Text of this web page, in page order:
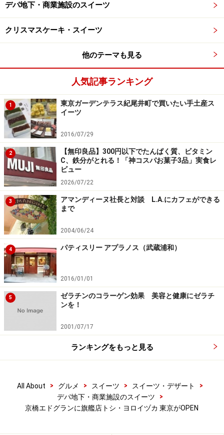
他にも、鎧塚シェフの代表作と言える人気ケーキが多数
揃います。とろりとやわらかなピスタチオのプリン「ク
レム・ピスターシュ」や、ヨーロッパ修業時代にお世話
になったシェフへの敬意を込めてその名をつけた「ジャ
ン・ピエール」など。
「トシ・ヨロイヅカ 東京」1階冷蔵ケースに並ぶ「ミルフィ
ーユ・エクアドル」（税込600円）
ケーキ類の中で、今回の店舗オープンに合わせて登場し
た新作の一つは、「ミルフィーユ・エクアドル」。鎧塚
シェフが南米・エクアドルで手掛けるカカオ農園「Toshi
Yoroizuka Cacao Farm Equador」の無農薬栽培カカオ豆を
自家焙煎して作るビーントゥーバーのショコラを使用し
ています。
サクサクの香ばしいパイと、ガナッシュとバタークリー
ムべースの2種類のショコラのクリームとを重ね、バナ
ショコラの風味がしっかりと感じられ、甘さも控えめな
にお勧めです。
デパ地下・商業施設のスイーツ
クリスマスケーキ・スイーツ
他のテーマも見る
人気記事ランキング
1
東京ガーデンテラス紀尾井町で買いたい手土産ス
イーツ
2016/07/29
2
【無印良品】300円以下でたんぱく質、ビタミン
C、鉄分がとれる！「神コスパお菓子3品」実食レ
ビュー
2026/07/22
3
アマンディーヌ社長と対談 L.A.にカフェができる
まで
2004/06/24
4 パティスリー アプラノス（武蔵浦和）
2016/01/01
5
ゼラチンのコラーゲン効果 美容と健康にゼラチ
ンを！
2001/07/17
ランキングをもっと見る
All About > グルメ > スイーツ > スイーツ・デザート
>
デパ地下・商業施設のスイーツ
>
京橋エドグランに旗艦店トシ・ヨロイヅカ 東京がOPEN